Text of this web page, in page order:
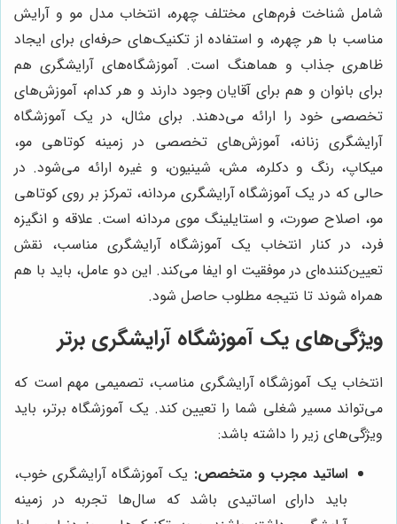
شامل شناخت فرم‌های مختلف چهره، انتخاب مدل مو و آرایش
مناسب با هر چهره، و استفاده از تکنیک‌های حرفه‌ای برای ایجاد
ظاهری جذاب و هماهنگ است. آموزشگاه‌های آرایشگری هم
برای بانوان و هم برای آقایان وجود دارند و هر کدام، آموزش‌های
تخصصی خود را ارائه می‌دهند. برای مثال، در یک آموزشگاه
آرایشگری زنانه، آموزش‌های تخصصی در زمینه کوتاهی مو،
میکاپ، رنگ و دکلره، مش، شینیون، و غیره ارائه می‌شود. در
حالی که در یک آموزشگاه آرایشگری مردانه، تمرکز بر روی کوتاهی
مو، اصلاح صورت، و استایلینگ موی مردانه است. علاقه و انگیزه
فرد، در کنار انتخاب یک آموزشگاه آرایشگری مناسب، نقش
تعیین‌کننده‌ای در موفقیت او ایفا می‌کند. این دو عامل، باید با هم
همراه شوند تا نتیجه مطلوب حاصل شود.
ویژگی‌های یک آموزشگاه آرایشگری برتر
انتخاب یک آموزشگاه آرایشگری مناسب، تصمیمی مهم است که
می‌تواند مسیر شغلی شما را تعیین کند. یک آموزشگاه برتر، باید
ویژگی‌های زیر را داشته باشد:
اساتید مجرب و متخصص: یک آموزشگاه آرایشگری خوب،
باید دارای اساتیدی باشد که سال‌ها تجربه در زمینه